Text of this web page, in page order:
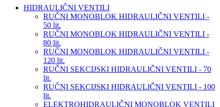
HIDRAULIČNI VENTILI
RUČNI MONOBLOK HIDRAULIČNI VENTILI -
50 lit.
RUČNI MONOBLOK HIDRAULIČNI VENTILI -
80 lit.
RUČNI MONOBLOK HIDRAULIČNI VENTILI -
120 lit.
RUČNI SEKCIJSKI HIDRAULIČNI VENTILI - 70
lit.
RUČNI SEKCIJSKI HIDRAULIČNI VENTILI - 100
lit.
ELEKTROHIDRAULIČNI MONOBLOK VENTILI